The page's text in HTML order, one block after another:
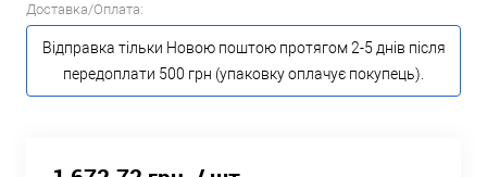
Доставка/Оплата:
Відправка тільки Новою поштою протягом 2-5 днів після
передоплати 500 грн (упаковку оплачує покупець).